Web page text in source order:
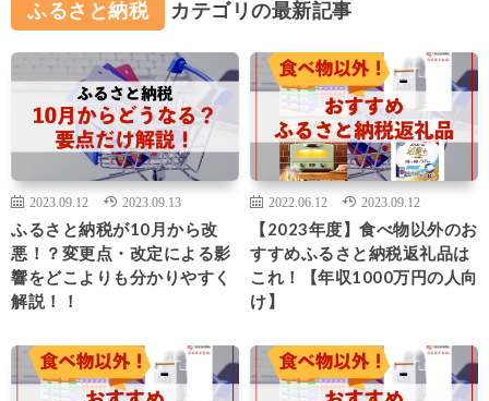
ふるさと納税 カテゴリの最新記事
2023.09.12 2023.09.13
ふるさと納税が10月から改
悪！？変更点・改定による影
響をどこよりも分かりやすく
解説！！
2022.06.12 2023.09.12
【2023年度】食べ物以外のお
すすめふるさと納税返礼品は
これ！【年収1000万円の人向
け】